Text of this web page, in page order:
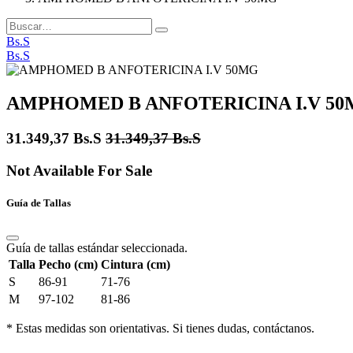
Bs.S
Bs.S
AMPHOMED B ANFOTERICINA I.V
31.349,37 Bs.S 31.349,37Bs.S
Not Available For Sale
Guía de Tallas
Guía de tallas estándar seleccionada.
Talla Pecho (cm) Cintura (cm)
S
86-91
71-76
M
97-102 81-86
* Estas medidas son orientativas. Si tienes dudas, contáctanos.